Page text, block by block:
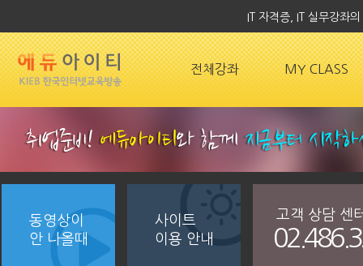
IT 자격증, IT 실무강좌
전체강좌 MY CLASS
동영상이
안 나올때
사이트
이용 안내
고객 상담 센